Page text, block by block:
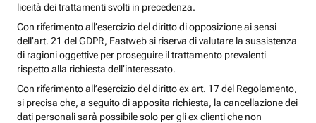
liceità dei trattamenti svolti in precedenza.
Con riferimento all’esercizio del diritto di opposizione ai sensi
dell’art. 21 del GDPR, Fastweb si riserva di valutare la sussistenza
di ragioni oggettive per proseguire il trattamento prevalenti
rispetto alla richiesta dell’interessato.
Con riferimento all’esercizio del diritto ex art. 17 del Regolamento,
si precisa che, a seguito di apposita richiesta, la cancellazione dei
dati personali sarà possibile solo per gli ex clienti che non